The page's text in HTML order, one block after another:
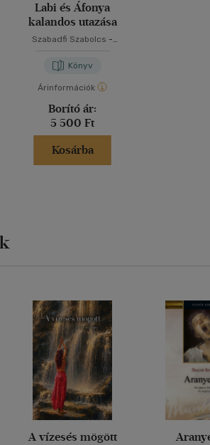
Labi és Áfonya
kalandos utazása
Szabadfi Szabolcs -
Könyv
Árinformációk
Borító ár:
5 500 Ft
Kosárba
A vízesés mögött